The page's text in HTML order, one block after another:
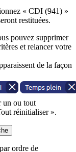
« CDI (941) »
restituées.
pouvez supprimer
et relancer votre
de la façon
un ou tout
réinitialiser ».
ordre de